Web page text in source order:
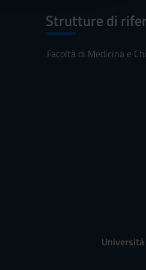
Strutture di
Facoltà di Medicina e